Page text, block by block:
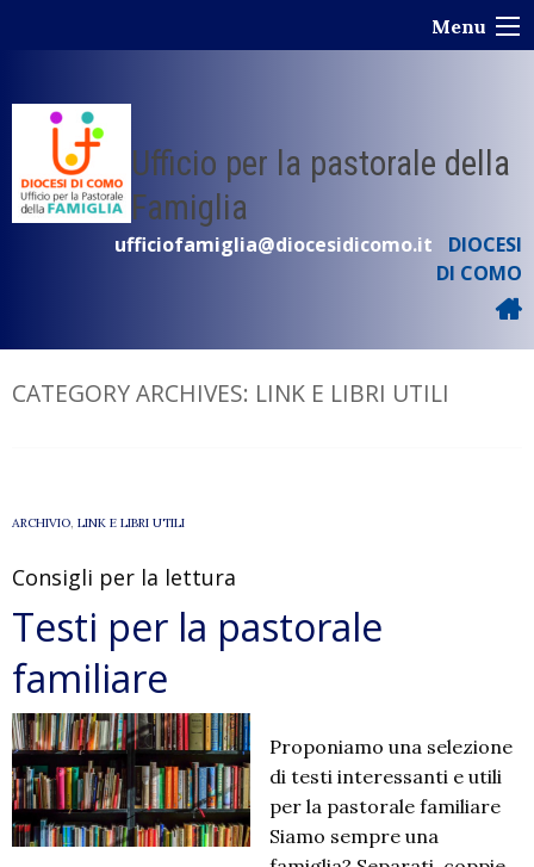
Menu
Ufficio per la pastorale della
Famiglia
ufficiofamiglia@diocesidicomo.it
DIOCESI
DI COMO
CATEGORY ARCHIVES: LINK E LIBRI UTILI
ARCHIVIO, LINK E LIBRI UTILI
Consigli per la lettura
Testi per la pastorale
familiare
Proponiamo una selezione
di testi interessanti e utili
per la pastorale familiare
Siamo sempre una